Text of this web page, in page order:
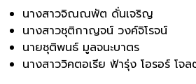
นางสาวจิณณพัต ดั่นเจริญ
นางสาวชุติกาญจน์ วงค์จิโรจน์
นายชุติพนธ์ มูลจนะบาตร
นางสาววิคตอเรีย ฟ้ารุ่ง โอรอร์ โจล